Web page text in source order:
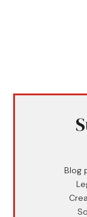
Blog